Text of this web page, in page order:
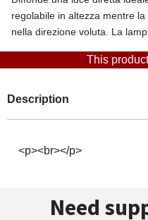
regolabile in altezza mentre
nella direzione voluta. La
This
Description
<p><br></p>
Need